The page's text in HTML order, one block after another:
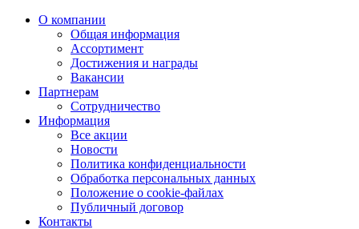
О компании
Общая информация
Ассортимент
Достижения и награды
Вакансии
Партнерам
Сотрудничество
Информация
Все акции
Новости
Политика конфиденциальности
Обработка персональных данных
Положение о cookie-файлах
Публичный договор
Контакты